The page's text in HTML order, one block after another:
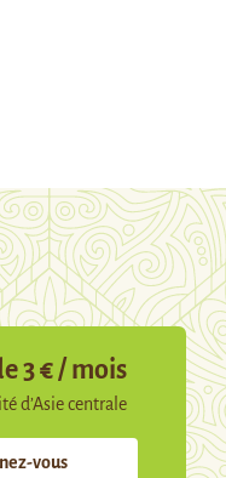
3 € / mois
d’Asie centrale
vous